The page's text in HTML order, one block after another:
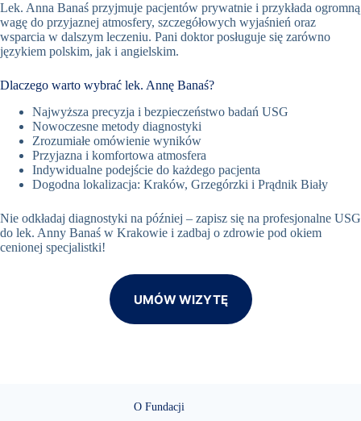
Lek. Anna Banaś przyjmuje pacjentów prywatnie i przykłada ogromną
wagę do przyjaznej atmosfery, szczegółowych wyjaśnień oraz
wsparcia w dalszym leczeniu. Pani doktor posługuje się zarówno
językiem polskim, jak i angielskim.
Dlaczego warto wybrać lek. Annę Banaś?
Najwyższa precyzja i bezpieczeństwo badań USG
Nowoczesne metody diagnostyki
Zrozumiałe omówienie wyników
Przyjazna i komfortowa atmosfera
Indywidualne podejście do każdego pacjenta
Dogodna lokalizacja: Kraków, Grzegórzki i Prądnik Biały
Nie odkładaj diagnostyki na później – zapisz się na profesjonalne USG
do lek. Anny Banaś w Krakowie i zadbaj o zdrowie pod okiem
cenionej specjalistki!
UMÓW WIZYTĘ
O Fundacji